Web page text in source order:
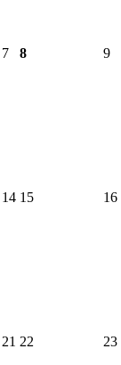
7 8 9
14 15 16
21 22 23